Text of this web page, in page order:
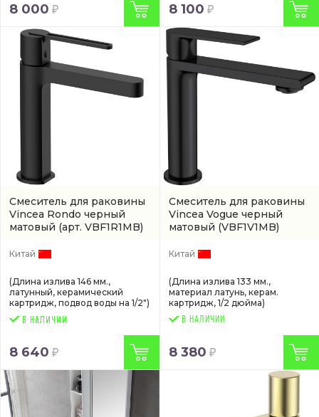
8 000 8 100
Смеситель для раковины
Vincea Rondo черный
матовый (арт. VBF1R1MB)
Китай
(Длина излива 146 мм.,
латунный, керамический
картридж, подвод воды на 1/2")
8 640
Смеситель для раковины
Vincea Vogue черный
матовый (VBF1V1MB)
Китай
(Длина излива 133 мм.,
материал латунь, керам.
картридж, 1/2 дюйма)
В НАЛИЧИИ
8 380